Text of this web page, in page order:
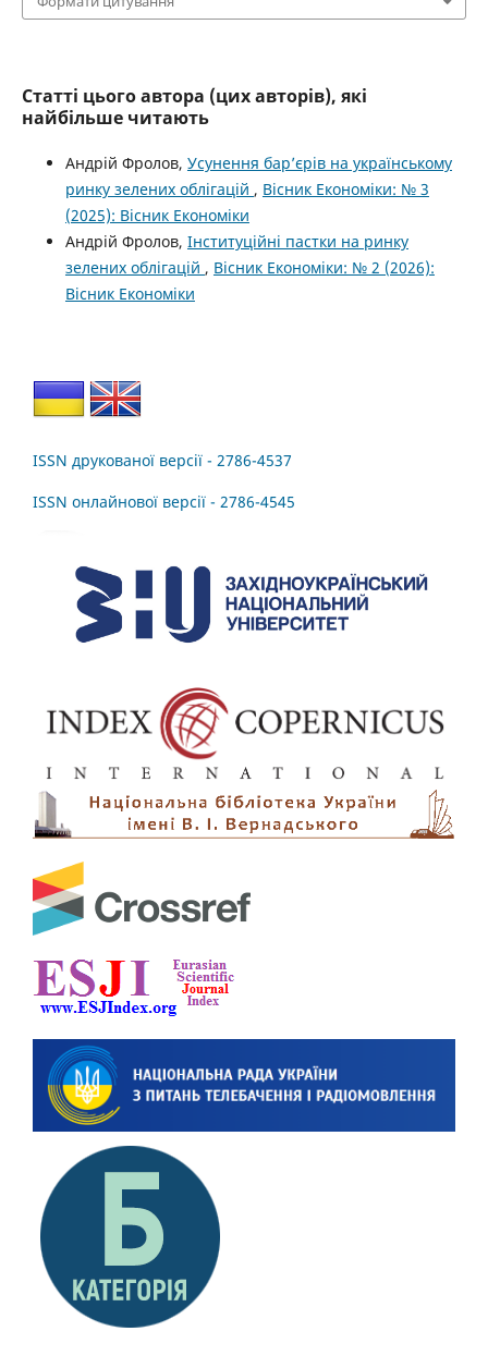
Статті цього автора (цих авторів), які
найбільше читають
Андрій Фролов, Усунення бар’єрів на українському
ринку зелених облігацій , Вісник Економіки: № 3
(2025): Вісник Економіки
Андрій Фролов, Інституційні пастки на ринку
зелених облігацій , Вісник Економіки: № 2 (2026):
Вісник Економіки
ISSN друкованої версії - 2786-4537
ISSN онлайнової версії - 2786-4545